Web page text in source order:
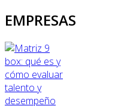
EMPRESAS